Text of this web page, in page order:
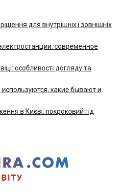
для внутрішніх і зовнішніх
современное
особливості догляду та
какие бывают и
в Києві: покроковий гід